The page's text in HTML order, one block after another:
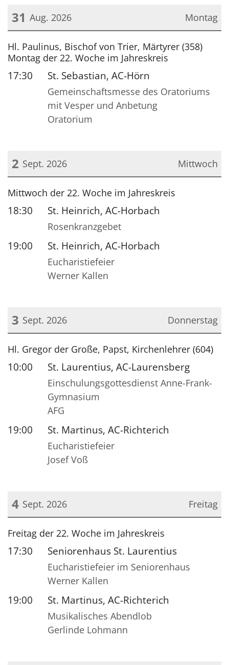
Montag
31 Aug. 2026
Datum: 31. August 2026
Hl. Paulinus, Bischof von Trier, Märtyrer (358)
Montag der 22. Woche im Jahreskreis
17:30 St. Sebastian, AC-Hörn
Gemeinschaftsmesse des Oratoriums
mit Vesper und Anbetung
Oratorium
Mittwoch
2 Sept. 2026
Datum: 2. September 2026
Mittwoch der 22. Woche im Jahreskreis
18:30 St. Heinrich, AC-Horbach
Rosenkranzgebet
19:00 St. Heinrich, AC-Horbach
Eucharistiefeier
Werner Kallen
Donnerstag
3 Sept. 2026
Datum: 3. September 2026
Hl. Gregor der Große, Papst, Kirchenlehrer (604)
10:00 St. Laurentius, AC-Laurensberg
Einschulungsgottesdienst Anne-Frank-
Gymnasium
AFG
19:00 St. Martinus, AC-Richterich
Eucharistiefeier
Josef Voß
Freitag
4 Sept. 2026
Datum: 4. September 2026
Freitag der 22. Woche im Jahreskreis
17:30 Seniorenhaus St. Laurentius
Eucharistiefeier im Seniorenhaus
Werner Kallen
19:00 St. Martinus, AC-Richterich
Musikalisches Abendlob
Gerlinde Lohmann